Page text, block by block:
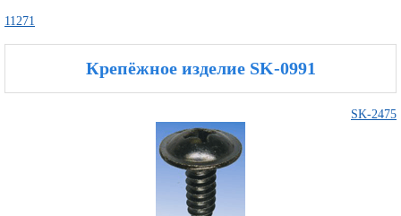
11271
Крепёжное изделие SK-0991
SK-2475